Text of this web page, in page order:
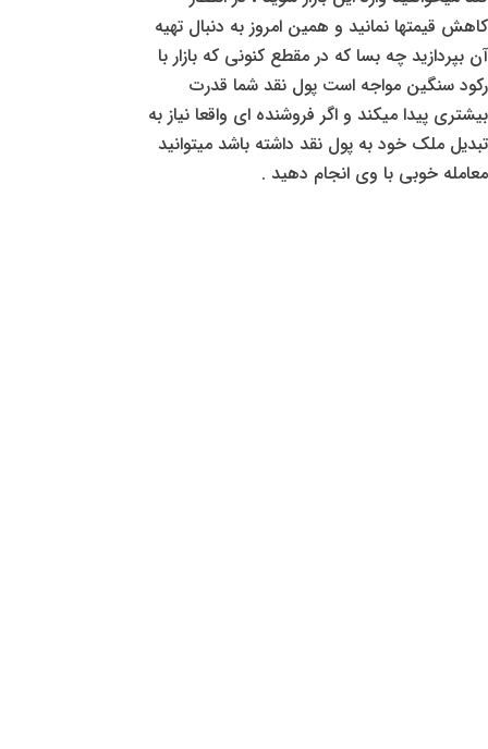
کاهش قیمتها نمانید و همین امروز به دنبال تهیه
آن بپردازید چه بسا که در مقطع کنونی که بازار با
رکود سنگین مواجه است پول نقد شما قدرت
بیشتری پیدا میکند و اگر فروشنده ای واقعا نیاز به
تبدیل ملک خود به پول نقد داشته باشد میتوانید
معامله خوبی با وی انجام دهید .